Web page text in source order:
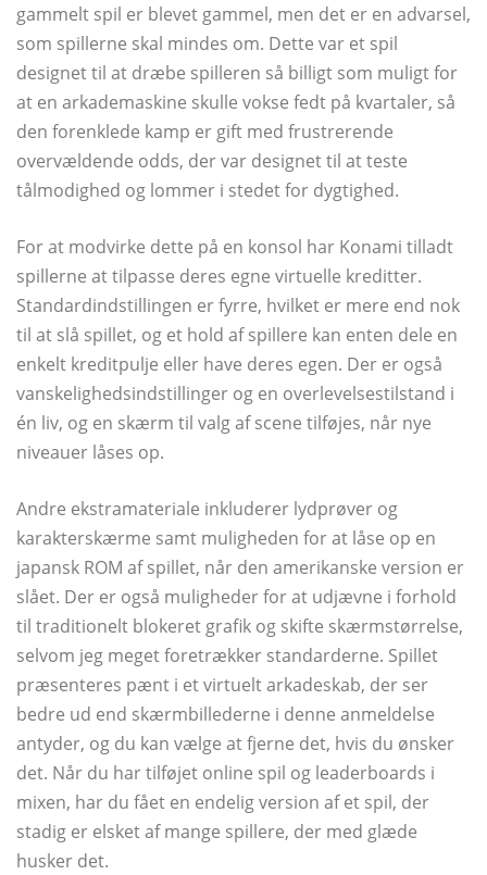
gammelt spil er blevet gammel, men det er en advarsel,
som spillerne skal mindes om. Dette var et spil
designet til at dræbe spilleren så billigt som muligt for
at en arkademaskine skulle vokse fedt på kvartaler, så
den forenklede kamp er gift med frustrerende
overvældende odds, der var designet til at teste
tålmodighed og lommer i stedet for dygtighed.
For at modvirke dette på en konsol har Konami tilladt
spillerne at tilpasse deres egne virtuelle kreditter.
Standardindstillingen er fyrre, hvilket er mere end nok
til at slå spillet, og et hold af spillere kan enten dele en
enkelt kreditpulje eller have deres egen. Der er også
vanskelighedsindstillinger og en overlevelsestilstand i
én liv, og en skærm til valg af scene tilføjes, når nye
niveauer låses op.
Andre ekstramateriale inkluderer lydprøver og
karakterskærme samt muligheden for at låse op en
japansk ROM af spillet, når den amerikanske version er
slået. Der er også muligheder for at udjævne i forhold
til traditionelt blokeret grafik og skifte skærmstørrelse,
selvom jeg meget foretrækker standarderne. Spillet
præsenteres pænt i et virtuelt arkadeskab, der ser
bedre ud end skærmbillederne i denne anmeldelse
antyder, og du kan vælge at fjerne det, hvis du ønsker
det. Når du har tilføjet online spil og leaderboards i
mixen, har du fået en endelig version af et spil, der
stadig er elsket af mange spillere, der med glæde
husker det.